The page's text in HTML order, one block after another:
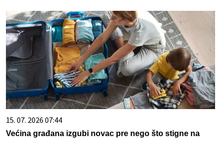
15. 07. 2026 07:44
Većina građana izgubi novac pre nego što stigne na